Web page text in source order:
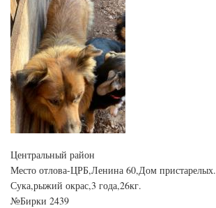
Центральный район
Место отлова-ЦРБ,Ленина 60,Дом пристарелых.
Сука,рыжий окрас,3 года,26кг.
№Бирки 2439